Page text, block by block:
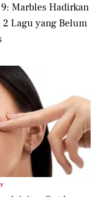
Marbles Hadirkan
Lagu yang Belum